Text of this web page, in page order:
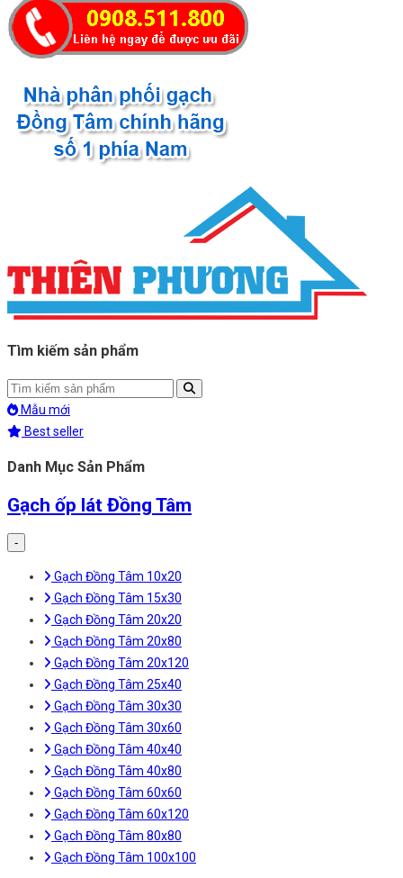
Tìm kiếm sản phẩm
Mẫu mới
Best seller
Danh Mục Sản Phẩm
Gạch ốp lát Đồng Tâm
-
Gạch Đồng Tâm 10x20
Gạch Đồng Tâm 15x30
Gạch Đồng Tâm 20x20
Gạch Đồng Tâm 20x80
Gạch Đồng Tâm 20x120
Gạch Đồng Tâm 25x40
Gạch Đồng Tâm 30x30
Gạch Đồng Tâm 30x60
Gạch Đồng Tâm 40x40
Gạch Đồng Tâm 40x80
Gạch Đồng Tâm 60x60
Gạch Đồng Tâm 60x120
Gạch Đồng Tâm 80x80
Gạch Đồng Tâm 100x100